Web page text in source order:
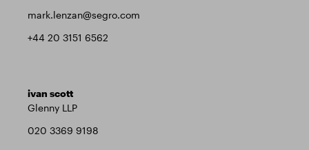
mark.lenzan@segro.com
+44 20 3151 6562
ivan scott
Glenny LLP
020 3369 9198